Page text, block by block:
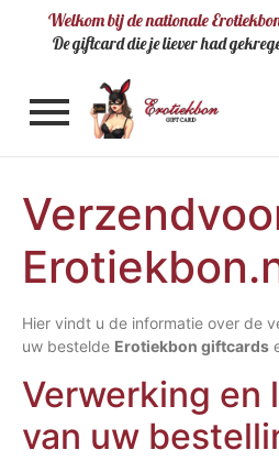
Welkom bij de nationale
De giftcard die je liever had
Hier vindt u de informatie over de
uw bestelde Erotiekbon giftcards
Verwerking en
van uw